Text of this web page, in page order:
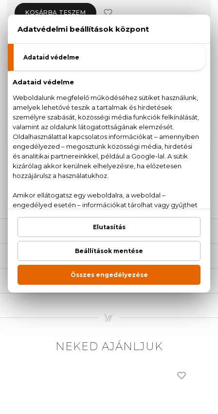
KOSÁRBA TESZEM
KAPCSOLÓDÓ TERMÉKEK
100% eredeti termékek,14 napos visszaküldési
garanciával
Kérdésed van, elakadtál? Hívd ügyfélszolgálatunkat:
NEKED AJÁNLJUK